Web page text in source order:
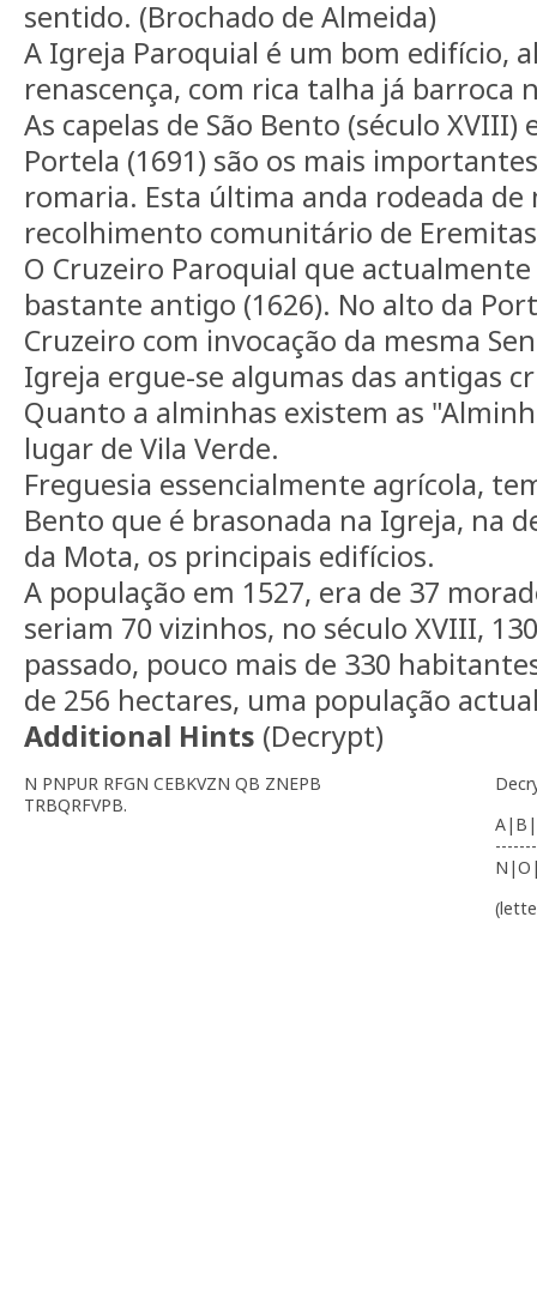
sentido. (Brochado de Almeida)
A Igreja Paroquial é um bom edifício,
renascença, com rica talha já barroca
As capelas de São Bento (século XVIII)
Portela (1691) são os mais
romaria. Esta última anda rodeada de
recolhimento comunitário de
O Cruzeiro Paroquial que
bastante antigo (1626). No alto da
Cruzeiro com invocação da mesma
Igreja ergue-se algumas das antigas
Quanto a alminhas existem as
lugar de Vila Verde.
Freguesia essencialmente agrícola,
Bento que é brasonada na Igreja, na
da Mota, os principais edifícios.
A população em 1527, era de 37
seriam 70 vizinhos, no século XVIII,
passado, pouco mais de 330
de 256 hectares, uma população
Additional Hints (Decrypt)
N PNPUR RFGN CEBKVZN QB ZNEPB
TRBQRFVPB.